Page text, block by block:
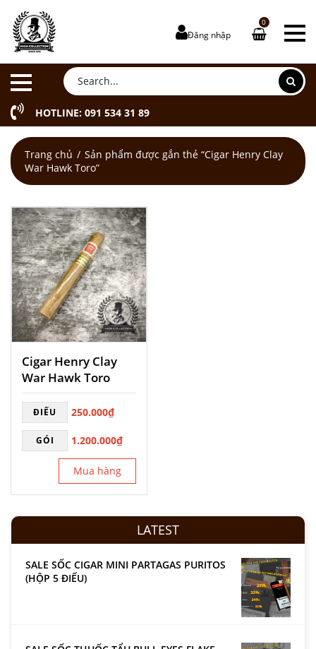
Đăng nhập
0
HOTLINE: 091 534 31 89
Trang chủ
Sản phẩm được gắn thẻ “Cigar Henry Clay
War Hawk Toro”
Cigar Henry Clay
War Hawk Toro
ĐIẾU 250.000₫
GÓI 1.200.000₫
Mua hàng
LATEST
SALE SỐC CIGAR MINI PARTAGAS PURITOS
(HỘP 5 ĐIẾU)